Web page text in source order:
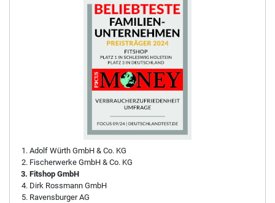
Adolf Würth GmbH & Co. KG
Fischerwerke GmbH & Co. KG
Fitshop GmbH
Dirk Rossmann GmbH
Ravensburger AG